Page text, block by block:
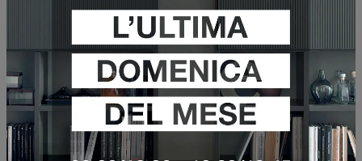
Sfoglia i cataloghi
Invia